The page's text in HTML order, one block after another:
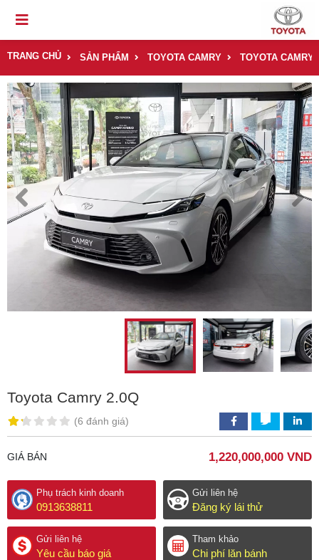
TRANG CHỦ SẢN PHẨM TOYOTA CAMRY TOYOTA CAMRY
Toyota Camry 2.0Q
(6 đánh giá)
GIÁ BÁN 1,220,000,000 VND
Phụ trách kinh doanh
0913638811
Gửi liên hệ
Yêu cầu báo giá
Gửi liên hệ
Đăng ký lái thử
Tham khảo
Chi phí lăn bánh